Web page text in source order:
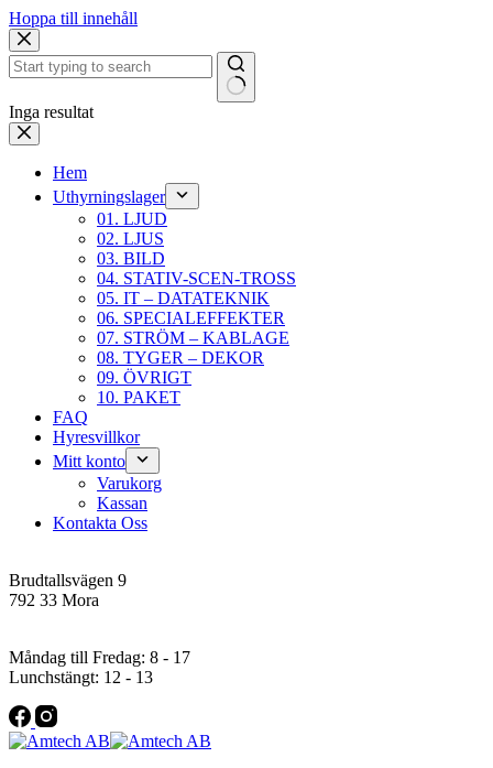
Hoppa till innehåll
Inga resultat
Hem
Uthyrningslager
01. LJUD
02. LJUS
03. BILD
04. STATIV-SCEN-TROSS
05. IT – DATATEKNIK
06. SPECIALEFFEKTER
07. STRÖM – KABLAGE
08. TYGER – DEKOR
09. ÖVRIGT
10. PAKET
FAQ
Hyresvillkor
Mitt konto
Varukorg
Kassan
Kontakta Oss
Brudtallsvägen 9
792 33 Mora
Måndag till Fredag: 8 - 17
Lunchstängt: 12 - 13